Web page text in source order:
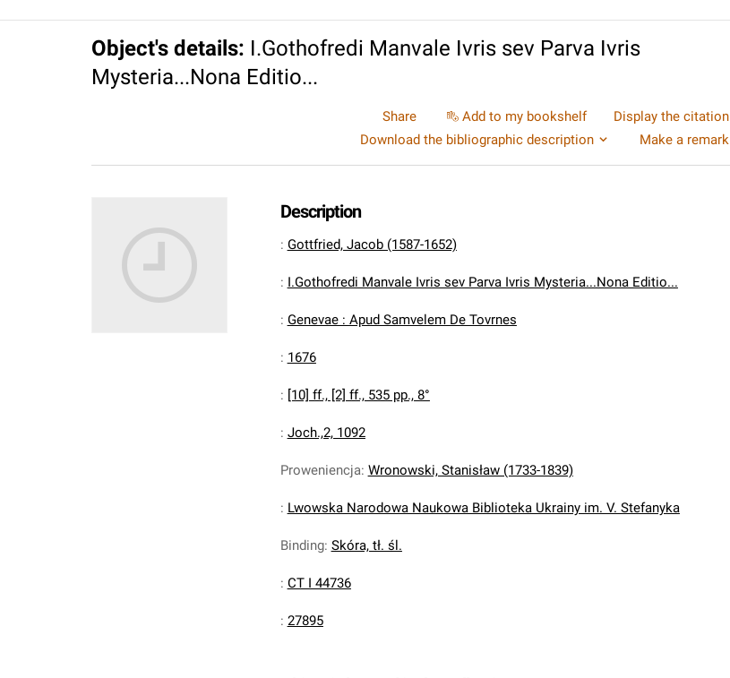
Object's details: I.Gothofredi Manvale Ivris sev Parva Ivris
Mysteria...Nona Editio...
Share Add to my bookshelf
Display the citation
Download the bibliographic description
Make a remark
Description
: Gottfried, Jacob (1587-1652)
: I.Gothofredi Manvale Ivris sev Parva Ivris Mysteria...Nona Editio...
: Genevae : Apud Samvelem De Tovrnes
: 1676
: [10] ff., [2] ff., 535 pp., 8°
: Joch.,2, 1092
Proweniencja: Wronowski, Stanisław (1733-1839)
: Lwowska Narodowa Naukowa Biblioteka Ukrainy im. V. Stefanyka
Binding: Skóra, tł. śl.
: CT I 44736
: 27895